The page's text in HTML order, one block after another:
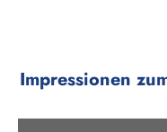
Impressionen